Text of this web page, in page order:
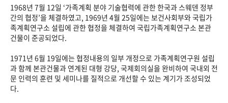
성과 50선 숫자로 보는 50년 50+1주년 광장
세계와 함께 한 KIHASA
VR 역사관
1968년 7월 12일 ‘가족계획 분야 기술협력에 관한 한국과 스웨덴 정부
간의 협정’을 체결하였고, 1969년 4월 25일에는 보건사회부와 국립가
족계획연구소 설립에 관한 협정을 체결하여 국립가족계획연구소 본관
건물이 준공되었다.
1971년 6월 19일에는 협정내용의 일부 개정으로 가족계획연구원 설립
과 함께 본관건물과 연계된 대형 강당, 국제회의실을 완비하여 국내외 전
문 인력의 훈련 및 세미나를 질적으로 개선할 수 있는 계기가 조성되었
다.